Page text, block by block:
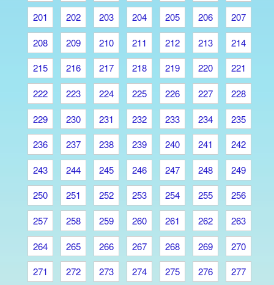
201
202 203 204 205 206
207
208
209 210 211 212 213
214
215
216 217 218 219 220
221
222
223 224 225 226 227
228
229
230 231 232 233 234
235
236
237 238 239 240 241
242
243
244 245 246 247 248
249
250
251 252 253 254 255
256
257
258 259 260 261 262
263
264
265 266 267 268 269
270
271
272 273 274 275 276 277